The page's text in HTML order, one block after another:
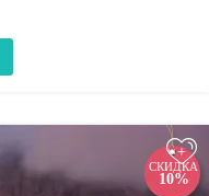
+
СКИДКА
10%